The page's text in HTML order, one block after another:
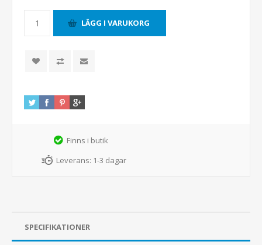
Finns i butik
Leverans: 1-3 dagar
SPECIFIKATIONER